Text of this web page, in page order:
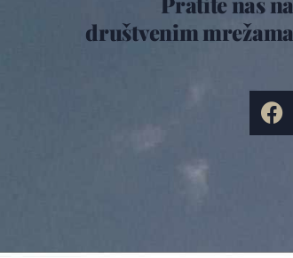
društvenim mrežama